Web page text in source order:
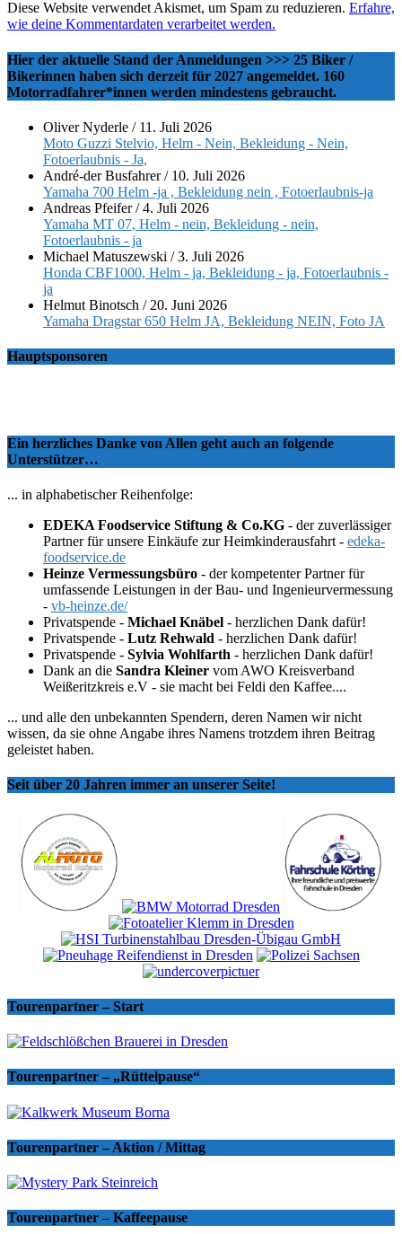
Diese Website verwendet Akismet, um Spam zu reduzieren. Erfahre,
wie deine Kommentardaten verarbeitet werden.
Hier der aktuelle Stand der Anmeldungen >>> 25 Biker /
Bikerinnen haben sich derzeit für 2027 angemeldet. 160
Motorradfahrer*innen werden mindestens gebraucht.
Oliver Nyderle / 11. Juli 2026
Moto Guzzi Stelvio, Helm - Nein, Bekleidung - Nein,
Fotoerlaubnis - Ja,
André-der Busfahrer/ 10. Juli 2026
Yamaha 700 Helm -ja , Bekleidung nein , Fotoerlaubnis-ja
Andreas Pfeifer/4. Juli 2026
Yamaha MT 07, Helm - nein, Bekleidung - nein,
Fotoerlaubnis - ja
Michael Matuszewski /3. Juli 2026
Honda CBF1000, Helm - ja, Bekleidung - ja, Fotoerlaubnis -
ja
Helmut Binotsch / 20. Juni 2026
Yamaha Dragstar 650 Helm JA, Bekleidung NEIN, Foto JA
Hauptsponsoren
Ein herzliches Danke von Allen geht auch an folgende
Unterstützer…
... in alphabetischer Reihenfolge:
EDEKA Foodservice Stiftung & Co.KG - der zuverlässiger
Partner für unsere Einkäufe zur Heimkinderausfahrt - edeka-
foodservice.de
Heinze Vermessungsbüro - der kompetenter Partner für
umfassende Leistungen in der Bau- und Ingenieurvermessung
- vb-heinze.de/
Privatspende - Michael Knäbel - herzlichen Dank dafür!
Privatspende - Lutz Rehwald - herzlichen Dank dafür!
Privatspende - Sylvia Wohlfarth - herzlichen Dank dafür!
Dank an die Sandra Kleiner vom AWO Kreisverband
Weißeritzkreis e.V - sie macht bei Feldi den Kaffee....
... und alle den unbekannten Spendern, deren Namen wir nicht
wissen, da sie ohne Angabe ihres Namens trotzdem ihren Beitrag
geleistet haben.
Seit über 20 Jahren immer an unserer Seite!
Tourenpartner – Start
Tourenpartner – „Rüttelpause“
Tourenpartner – Aktion / Mittag
Tourenpartner – Kaffeepause